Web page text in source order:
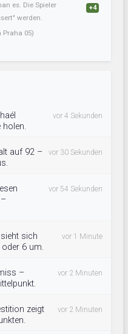
es. Die Spieler
werden.
Praha 05)
+4
holen.
vor 4 Sekunden
auf 92 –
vor 30 Sekunden
vor 54 Sekunden
sieht sich
6 um.
vor 1 Minute
–
vor 2 Minuten
zeigt
vor 2 Minuten